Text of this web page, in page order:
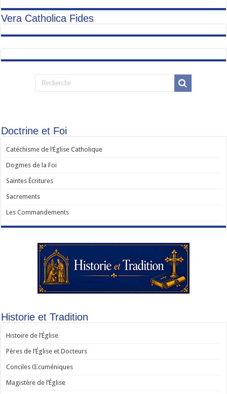
Vera Catholica Fides
Doctrine et Foi
Catéchisme de l’Église Catholique
Dogmes de la Foi
Saintes Écritures
Sacrements
Les Commandements
Historie et Tradition
Histoire de l’Église
Pères de l’Église et Docteurs
Conciles Œcuméniques
Magistère de l’Église